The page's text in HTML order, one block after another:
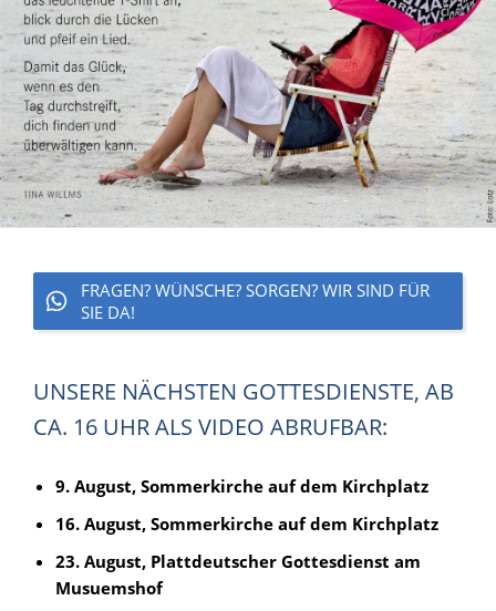
FRAGEN? WÜNSCHE? SORGEN? WIR SIND FÜR
SIE DA!
UNSERE NÄCHSTEN GOTTESDIENSTE, AB
CA. 16 UHR ALS VIDEO ABRUFBAR:
9. August, Sommerkirche auf dem Kirchplatz
16. August, Sommerkirche auf dem Kirchplatz
23. August, Plattdeutscher Gottesdienst am
Musuemshof